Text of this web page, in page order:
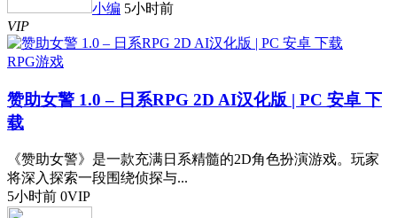
小编 5小时前
VIP
RPG游戏
赞助女警 1.0 – 日系RPG 2D AI汉化版 | PC 安卓 下
载
《赞助女警》是一款充满日系精髓的2D角色扮演游戏。玩家
将深入探索一段围绕侦探与...
5小时前 0VIP